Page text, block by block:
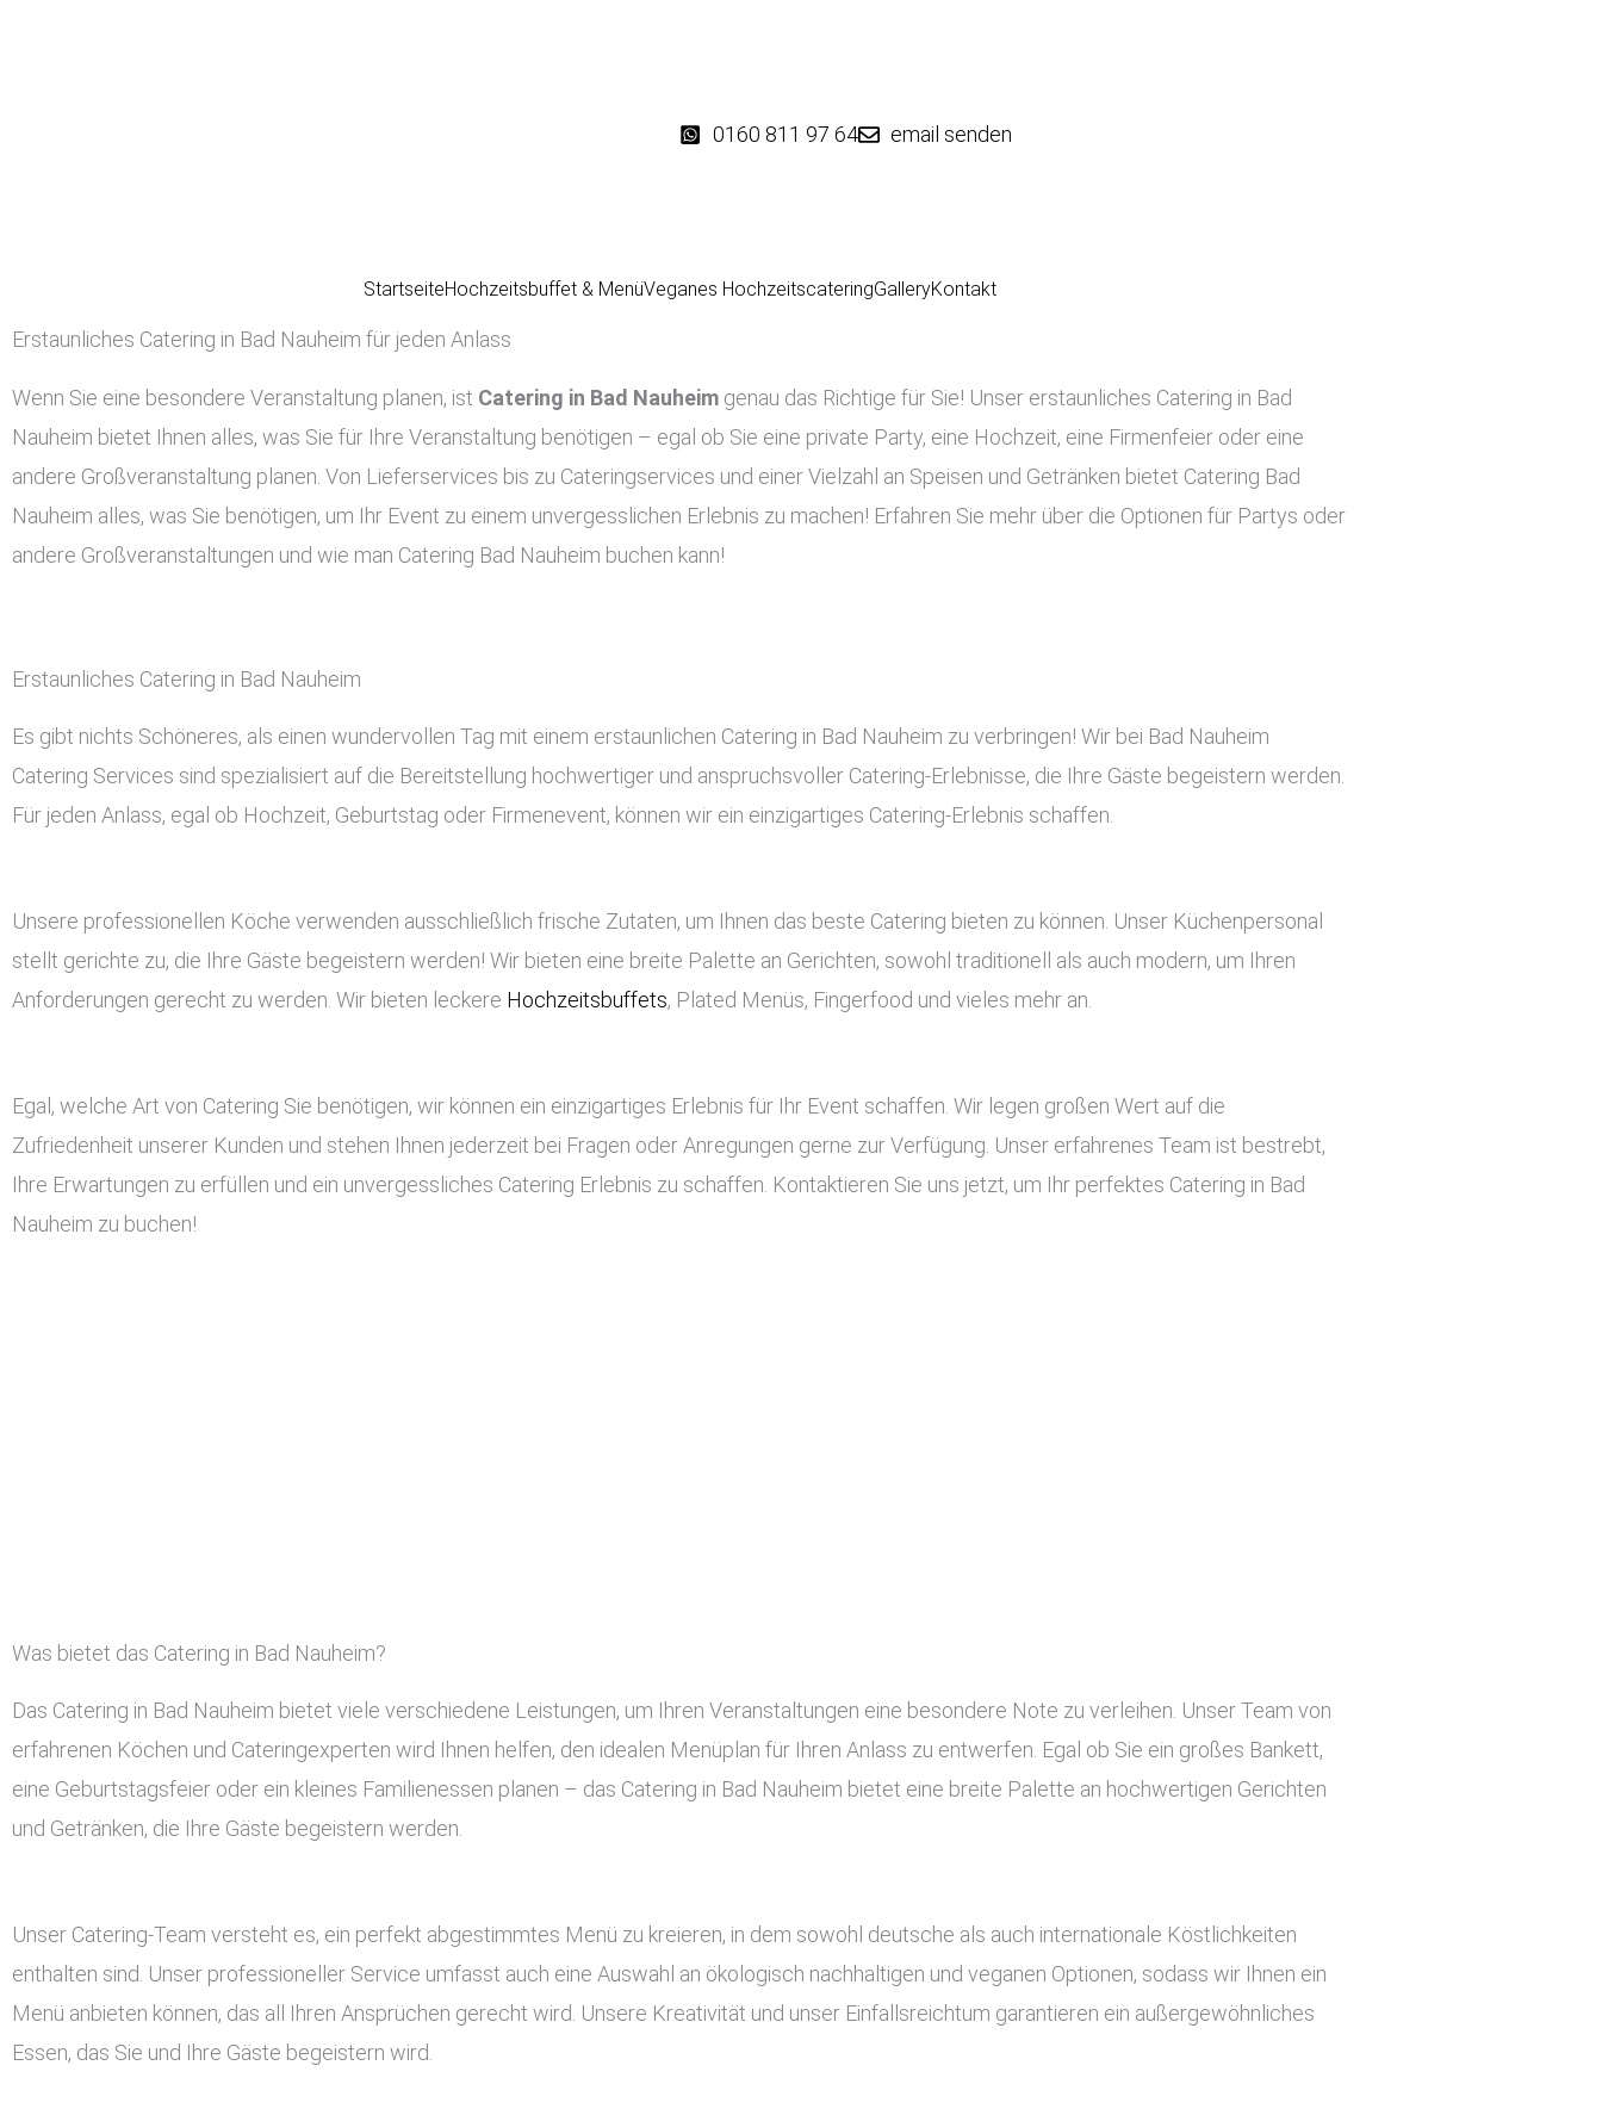
0160 811 97 64
email senden
StartseiteHochzeitsbuffet & MenüVeganes HochzeitscateringGalleryKontakt
Erstaunliches Catering in Bad Nauheim für jeden Anlass
Wenn Sie eine besondere Veranstaltung planen, ist Catering in Bad Nauheim genau das Richtige für Sie! Unser erstaunliches Catering in Bad
Nauheim bietet Ihnen alles, was Sie für Ihre Veranstaltung benötigen – egal ob Sie eine private Party, eine Hochzeit, eine Firmenfeier oder eine
andere Großveranstaltung planen. Von Lieferservices bis zu Cateringservices und einer Vielzahl an Speisen und Getränken bietet Catering Bad
Nauheim alles, was Sie benötigen, um Ihr Event zu einem unvergesslichen Erlebnis zu machen! Erfahren Sie mehr über die Optionen für Partys oder
andere Großveranstaltungen und wie man Catering Bad Nauheim buchen kann!
Erstaunliches Catering in Bad Nauheim
Es gibt nichts Schöneres, als einen wundervollen Tag mit einem erstaunlichen Catering in Bad Nauheim zu verbringen! Wir bei Bad Nauheim
Catering Services sind spezialisiert auf die Bereitstellung hochwertiger und anspruchsvoller Catering-Erlebnisse, die Ihre Gäste begeistern werden.
Für jeden Anlass, egal ob Hochzeit, Geburtstag oder Firmenevent, können wir ein einzigartiges Catering-Erlebnis schaffen.
Unsere professionellen Köche verwenden ausschließlich frische Zutaten, um Ihnen das beste Catering bieten zu können. Unser Küchenpersonal
stellt gerichte zu, die Ihre Gäste begeistern werden! Wir bieten eine breite Palette an Gerichten, sowohl traditionell als auch modern, um Ihren
Anforderungen gerecht zu werden. Wir bieten leckere Hochzeitsbuffets, Plated Menüs, Fingerfood und vieles mehr an.
Egal, welche Art von Catering Sie benötigen, wir können ein einzigartiges Erlebnis für Ihr Event schaffen. Wir legen großen Wert auf die
Zufriedenheit unserer Kunden und stehen Ihnen jederzeit bei Fragen oder Anregungen gerne zur Verfügung. Unser erfahrenes Team ist bestrebt,
Ihre Erwartungen zu erfüllen und ein unvergessliches Catering Erlebnis zu schaffen. Kontaktieren Sie uns jetzt, um Ihr perfektes Catering in Bad
Nauheim zu buchen!
Was bietet das Catering in Bad Nauheim?
Das Catering in Bad Nauheim bietet viele verschiedene Leistungen, um Ihren Veranstaltungen eine besondere Note zu verleihen. Unser Team von
erfahrenen Köchen und Cateringexperten wird Ihnen helfen, den idealen Menüplan für Ihren Anlass zu entwerfen. Egal ob Sie ein großes Bankett,
eine Geburtstagsfeier oder ein kleines Familienessen planen – das Catering in Bad Nauheim bietet eine breite Palette an hochwertigen Gerichten
und Getränken, die Ihre Gäste begeistern werden.
Unser Catering-Team versteht es, ein perfekt abgestimmtes Menü zu kreieren, in dem sowohl deutsche als auch internationale Köstlichkeiten
enthalten sind. Unser professioneller Service umfasst auch eine Auswahl an ökologisch nachhaltigen und veganen Optionen, sodass wir Ihnen ein
Menü anbieten können, das all Ihren Ansprüchen gerecht wird. Unsere Kreativität und unser Einfallsreichtum garantieren ein außergewöhnliches
Essen, das Sie und Ihre Gäste begeistern wird.